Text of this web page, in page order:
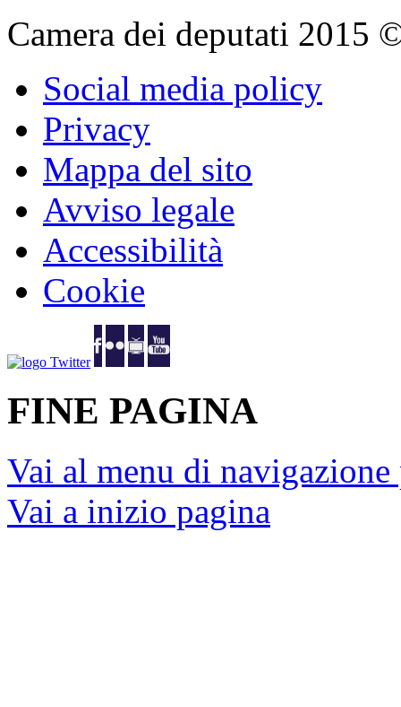
Camera dei deputati
Social media policy
Privacy
Mappa del sito
Avviso legale
Accessibilità
Cookie
FINE PAGINA
Vai al menu di
Vai a inizio pagina